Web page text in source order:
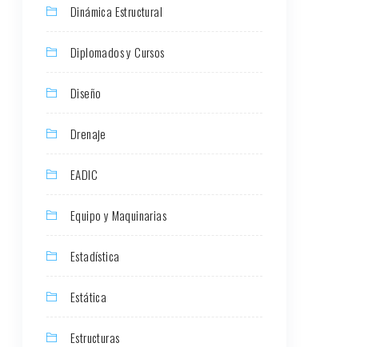
Dinámica Estructural
Diplomados y Cursos
Diseño
Drenaje
EADIC
Equipo y Maquinarias
Estadística
Estática
Estructuras